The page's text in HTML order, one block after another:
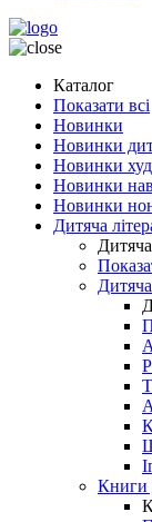
Каталог
Показати всі
Новинки
Новинки
Новинки
Новинки
Новинки
Дитяча
Дитяча
Дитяча
Книги